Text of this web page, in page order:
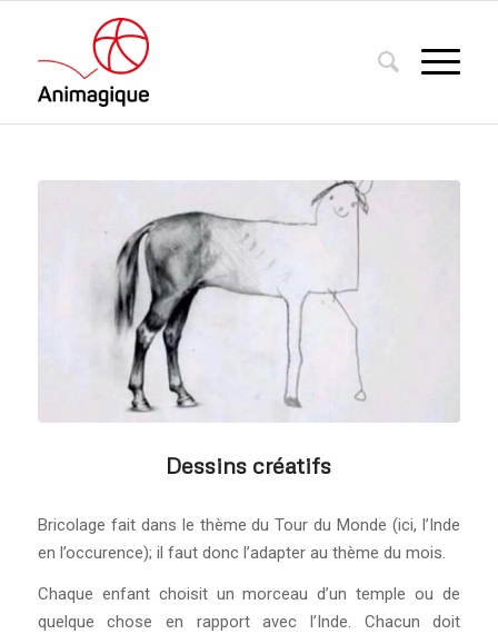
Dessins créatifs
Bricolage fait dans le thème du Tour du Monde (ici, l’Inde
en l’occurence); il faut donc l’adapter au thème du mois.
Chaque enfant choisit un morceau d’un temple ou de
quelque chose en rapport avec l’Inde. Chacun doit